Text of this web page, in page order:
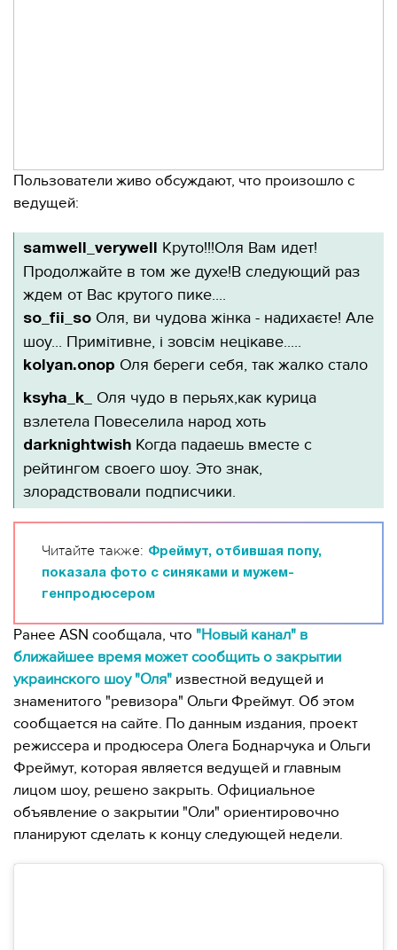
Пользователи живо обсуждают, что произошло с
ведущей:
samwell_verywell
Круто!!!Оля Вам идет!
Продолжайте в том же духе!В следующий раз
ждем от Вас крутого пике....
so_fii_so Оля, ви чудова жінка - надихаєте! Але
шоу... Примітивне, і зовсім нецікаве.....
kolyan.onop Оля береги себя, так жалко стало
ksyha_k_
Оля чудо в перьях,как курица
взлетела Повеселила народ хоть
darknightwish Когда падаешь вместе с
рейтингом своего шоу. Это знак,
злорадствовали подписчики.
Читайте также: Фреймут, отбившая попу,
показала фото с синяками и мужем-
генпродюсером
Ранее ASN сообщала, что "Новый канал" в
ближайшее время может сообщить о закрытии
украинского шоу "Оля" известной ведущей и
знаменитого "ревизора" Ольги Фреймут. Об этом
сообщается на сайте. По данным издания, проект
режиссера и продюсера Олега Боднарчука и Ольги
Фреймут, которая является ведущей и главным
лицом шоу, решено закрыть. Официальное
объявление о закрытии "Оли" ориентировочно
планируют сделать к концу следующей недели.